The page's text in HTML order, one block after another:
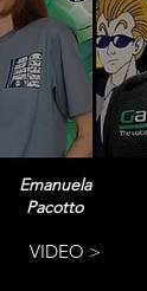
Emanuela
Pacotto
VIDEO >